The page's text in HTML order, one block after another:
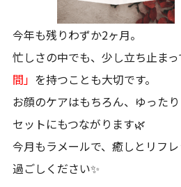
今年も残りわずか2ヶ月。
忙しさの中でも、少し立ち止まっ
間」 を持つことも大切です。
お顔のケアはもちろん、ゆった
セットにもつながります🌿
今月もラメールで、癒しとリフ
過ごしください✨